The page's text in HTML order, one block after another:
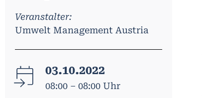
Veranstalter:
Umwelt Management Austria
03.10.2022
08:00 – 08:00 Uhr